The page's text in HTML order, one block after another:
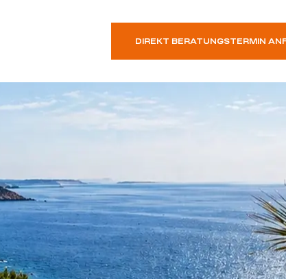
DIREKT BERATUNGSTERMIN